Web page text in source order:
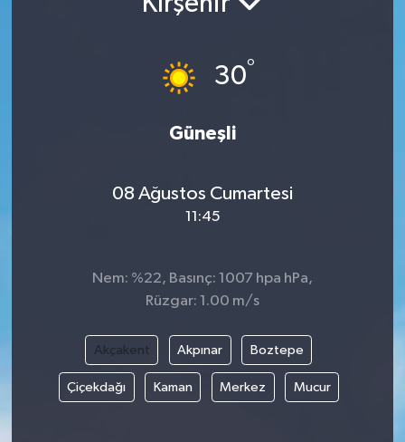
30°
Güneşli
08 Ağustos Cumartesi
11:45
Nem: %22, Basınç: 1007 hpa hPa,
Rüzgar: 1.00 m/s
Akçakent Akpınar Boztepe
Çiçekdağı Kaman Merkez Mucur